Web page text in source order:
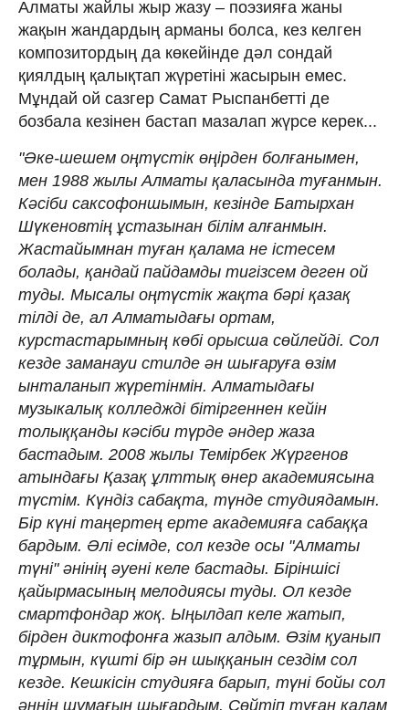
Алматы жайлы жыр жазу – поэзияға жаны
жақын жандардың арманы болса, кез келген
композитордың да көкейінде дәл сондай
қиялдың қалықтап жүретіні жасырын емес.
Мұндай ой сазгер Самат Рыспанбетті де
бозбала кезінен бастап мазалап жүрсе керек...
"Әке-шешем оңтүстік өңірден болғанымен,
мен 1988 жылы Алматы қаласында туғанмын.
Кәсіби саксофоншымын, кезінде Батырхан
Шүкеновтің ұстазынан білім алғанмын.
Жастайымнан туған қалама не істесем
болады, қандай пайдамды тигізсем деген ой
туды. Мысалы оңтүстік жақта бәрі қазақ
тілді де, ал Алматыдағы ортам,
курстастарымның көбі орысша сөйлейді. Сол
кезде заманауи стилде ән шығаруға өзім
ынталанып жүретінмін. Алматыдағы
музыкалық колледжді бітіргеннен кейін
толыққанды кәсіби түрде әндер жаза
бастадым. 2008 жылы Темірбек Жүргенов
атындағы Қазақ ұлттық өнер академиясына
түстім. Күндіз сабақта, түнде студиядамын.
Бір күні таңертең ерте академияға сабаққа
бардым. Әлі есімде, сол кезде осы "Алматы
түні" әнінің әуені келе бастады. Біріншісі
қайырмасының мелодиясы туды. Ол кезде
смартфондар жоқ. Ыңылдап келе жатып,
бірден диктофонға жазып алдым. Өзім қуанып
тұрмын, күшті бір ән шыққанын сездім сол
кезде. Кешкісін студияға барып, түні бойы сол
әннің шумағын шығардым. Сөйтіп туған қалам